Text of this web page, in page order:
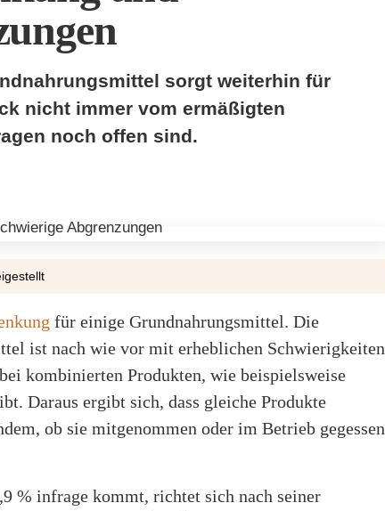
sorgt weiterhin für
nicht immer vom ermäßigten
noch offen sind.
für einige Grundnahrungsmittel. Die
ist nach wie vor mit erheblichen Schwierigkeiten
kombinierten Produkten, wie beispielsweise
Daraus ergibt sich, dass gleiche Produkte
ob sie mitgenommen oder im Betrieb gegessen
% infrage kommt, richtet sich nach seiner